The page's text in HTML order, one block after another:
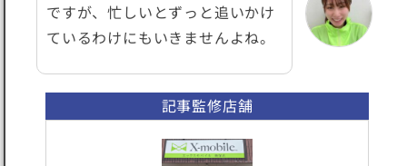
ですが、忙しいとずっと追いかけ
ているわけにもいきませんよね。
記事監修店舗